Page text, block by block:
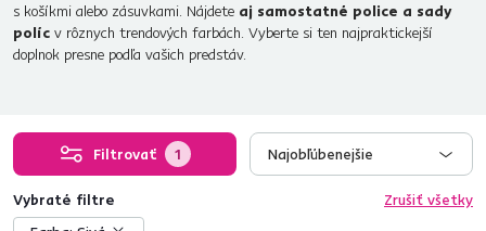
s košíkmi alebo zásuvkami. Nájdete aj samostatné police a sady
políc v rôznych trendových farbách. Vyberte si ten najpraktickejší
doplnok presne podľa vašich predstáv.
Filtrovať 1 Najobľúbenejšie
Vybraté filtre
Zrušiť všetky